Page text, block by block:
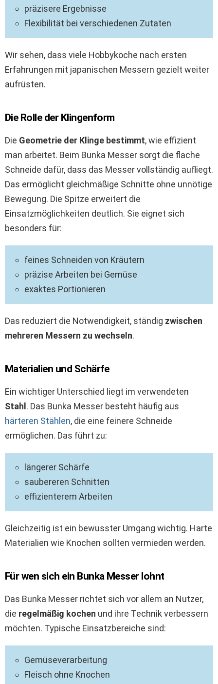
präzisere Ergebnisse
Flexibilität bei verschiedenen Zutaten
Wir sehen, dass viele Hobbyköche nach ersten
Erfahrungen mit japanischen Messern gezielt weiter
aufrüsten.
Die Rolle der Klingenform
Die Geometrie der Klinge bestimmt, wie effizient
man arbeitet. Beim Bunka Messer sorgt die flache
Schneide dafür, dass das Messer vollständig aufliegt.
Das ermöglicht gleichmäßige Schnitte ohne unnötige
Bewegung. Die Spitze erweitert die
Einsatzmöglichkeiten deutlich. Sie eignet sich
besonders für:
feines Schneiden von Kräutern
präzise Arbeiten bei Gemüse
exaktes Portionieren
Das reduziert die Notwendigkeit, ständig zwischen
mehreren Messern zu wechseln.
Materialien und Schärfe
Ein wichtiger Unterschied liegt im verwendeten
Stahl. Das Bunka Messer besteht häufig aus
härteren Stählen, die eine feinere Schneide
ermöglichen. Das führt zu:
längerer Schärfe
saubereren Schnitten
effizienterem Arbeiten
Gleichzeitig ist ein bewusster Umgang wichtig. Harte
Materialien wie Knochen sollten vermieden werden.
Für wen sich ein Bunka Messer lohnt
Das Bunka Messer richtet sich vor allem an Nutzer,
die regelmäßig kochen und ihre Technik verbessern
möchten. Typische Einsatzbereiche sind:
Gemüseverarbeitung
Fleisch ohne Knochen